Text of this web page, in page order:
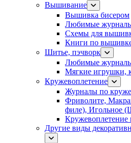
Вышивание
Вышивка бисером
Любимые
Схемы для
Книги по
Шитье, пэчворк
Любимые
Мягкие игрушки,
Кружевоплетение
Журналы по
Фриволите,
филе), Игольное
Другие виды